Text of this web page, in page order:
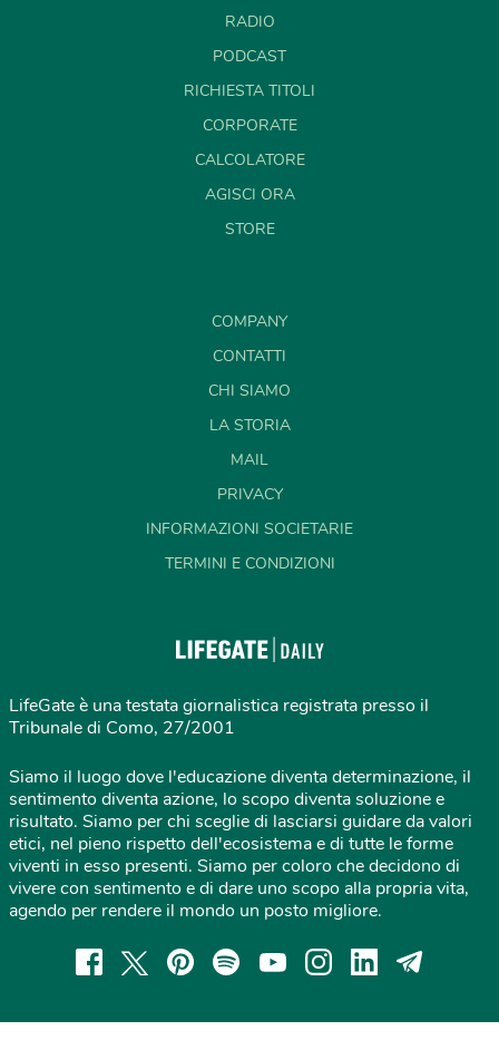
RADIO
PODCAST
RICHIESTA TITOLI
CORPORATE
CALCOLATORE
AGISCI ORA
STORE
COMPANY
CONTATTI
CHI SIAMO
LA STORIA
MAIL
PRIVACY
INFORMAZIONI SOCIETARIE
TERMINI E CONDIZIONI
LifeGate è una testata giornalistica registrata presso il
Tribunale di Como, 27/2001
Siamo il luogo dove l'educazione diventa determinazione, il
sentimento diventa azione, lo scopo diventa soluzione e
risultato. Siamo per chi sceglie di lasciarsi guidare da valori
etici, nel pieno rispetto dell'ecosistema e di tutte le forme
viventi in esso presenti. Siamo per coloro che decidono di
vivere con sentimento e di dare uno scopo alla propria vita,
agendo per rendere il mondo un posto migliore.